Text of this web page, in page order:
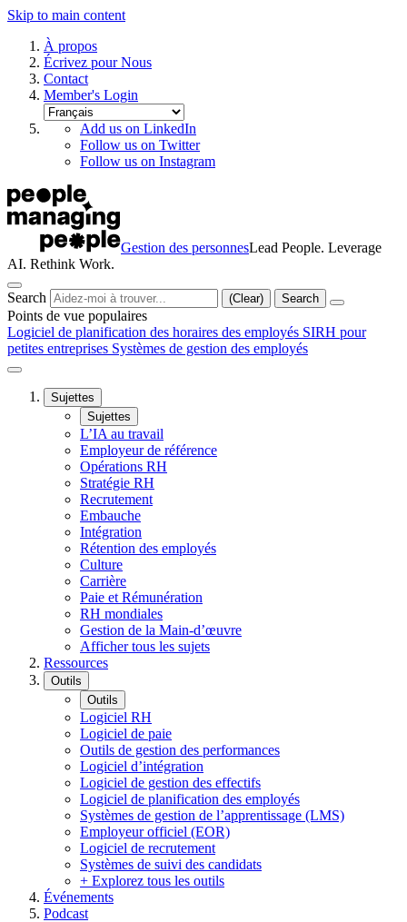
Skip to main content
À propos
Écrivez pour Nous
Contact
Member's Login
Add us on LinkedIn
Follow us on Twitter
Follow us on Instagram
Gestion des personnesLead People. Leverage
AI. Rethink Work.
Search (Clear) Search
Points de vue populaires
Logiciel de planification des horaires des employés SIRH pour
petites entreprises Systèmes de gestion des employés
Sujettes
Sujettes
L’IA au travail
Employeur de référence
Opérations RH
Stratégie RH
Recrutement
Embauche
Intégration
Rétention des employés
Culture
Carrière
Paie et Rémunération
RH mondiales
Gestion de la Main-d’œuvre
Afficher tous les sujets
Ressources
Outils
Outils
Logiciel RH
Logiciel de paie
Outils de gestion des performances
Logiciel d’intégration
Logiciel de gestion des effectifs
Logiciel de planification des employés
Systèmes de gestion de l’apprentissage (LMS)
Employeur officiel (EOR)
Logiciel de recrutement
Systèmes de suivi des candidats
+ Explorez tous les outils
Événements
Podcast